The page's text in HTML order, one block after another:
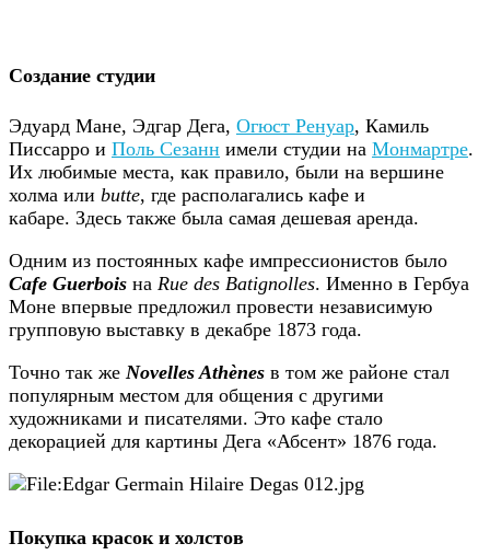
Создание студии
Эдуард Мане, Эдгар Дега, Огюст Ренуар, Камиль
Писсарро и Поль Сезанн имели студии на Монмартре.
Их любимые места, как правило, были на вершине
холма или butte, где располагались кафе и
кабаре. Здесь также была самая дешевая аренда.
Одним из постоянных кафе импрессионистов было
Cafe Guerbois на Rue des Batignolles. Именно в Гербуа
Моне впервые предложил провести независимую
групповую выставку в декабре 1873 года.
Точно так же Novelles Athènes в том же районе стал
популярным местом для общения с другими
художниками и писателями. Это кафе стало
декорацией для картины Дега «Абсент» 1876 года.
Покупка красок и холстов